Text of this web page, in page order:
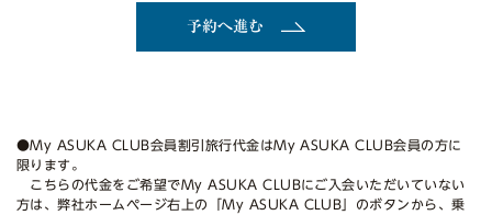
予約へ進む
●My ASUKA CLUB会員割引旅行代金はMy ASUKA CLUB会員の方に
限ります。
こちらの代金をご希望でMy ASUKA CLUBにご入会いただいていない
方は、弊社ホームページ右上の「My ASUKA CLUB」のボタンから、乗